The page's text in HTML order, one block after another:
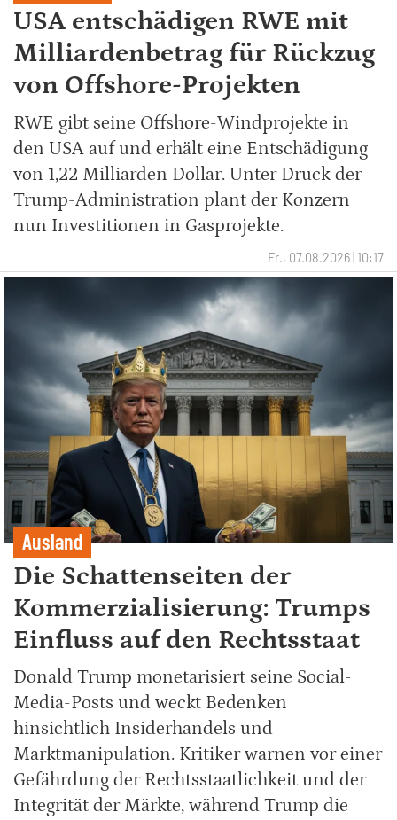
USA entschädigen RWE mit
Milliardenbetrag für Rückzug
von Offshore-Projekten
RWE gibt seine Offshore-Windprojekte in
den USA auf und erhält eine Entschädigung
von 1,22 Milliarden Dollar. Unter Druck der
Trump-Administration plant der Konzern
nun Investitionen in Gasprojekte.
Fr., 07.08.2026 | 10:17
Ausland
Die Schattenseiten der
Kommerzialisierung: Trumps
Einfluss auf den Rechtsstaat
Donald Trump monetarisiert seine Social-
Media-Posts und weckt Bedenken
hinsichtlich Insiderhandels und
Marktmanipulation. Kritiker warnen vor einer
Gefährdung der Rechtsstaatlichkeit und der
Integrität der Märkte, während Trump die